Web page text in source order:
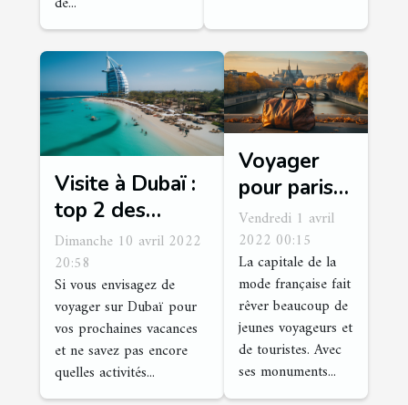
Visite à Dubaï :
top 2 des
activités
incontournables
à faire
Dimanche 10 avril 2022
20:58
Si vous envisagez de
voyager sur Dubaï pour
vos prochaines vacances
et ne savez pas encore
quelles activités...
Voyager
pour paris :
quelques
conseils
pour en
profiter
Vendredi 1 avril
2022 00:15
La capitale de la
mode française fait
rêver beaucoup de
jeunes voyageurs et
de touristes. Avec
ses monuments...